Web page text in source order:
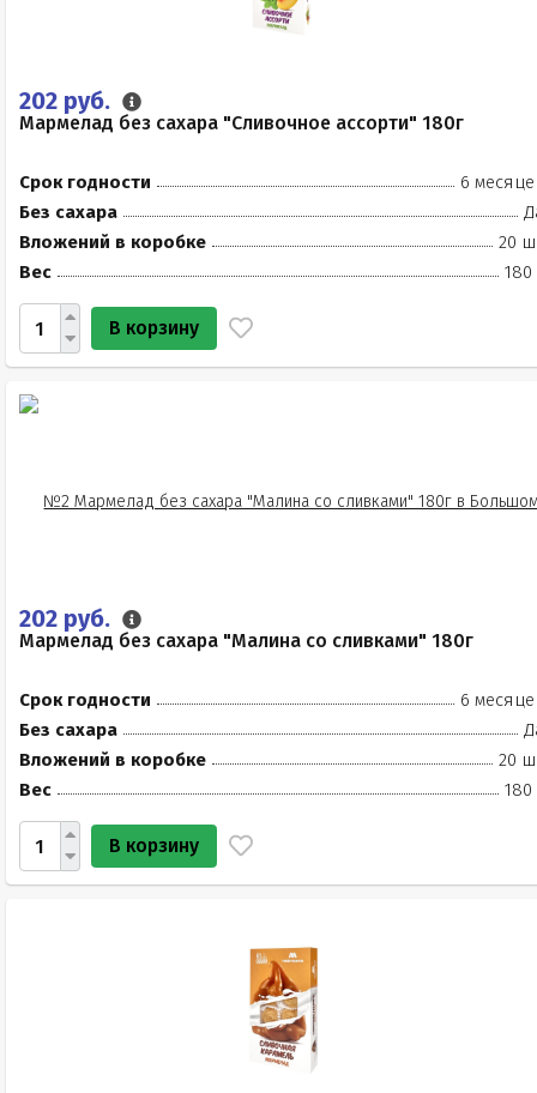
202 руб.
Мармелад без сахара "Сливочное ассорти" 180г
Срок годности
6
Без сахара
Вложений в коробке
20
Вес
180
В корзину
202 руб.
Мармелад без сахара "Малина со сливками" 180г
Срок годности
6
Без сахара
Вложений в коробке
20
Вес
180
В корзину